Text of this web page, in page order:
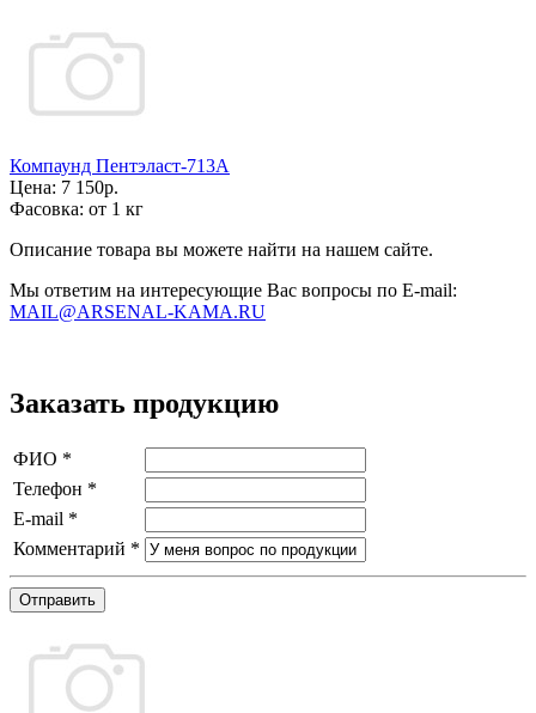
Компаунд Пентэласт-713А
Цена: 7 150р.
Фасовка: от 1 кг
Описание товара вы можете найти на нашем сайте.
Мы ответим на интересующие Вас вопросы по E-mail:
MAIL@ARSENAL-KAMA.RU
Заказать продукцию
ФИО *
Телефон *
E-mail *
Комментарий *
Отправить